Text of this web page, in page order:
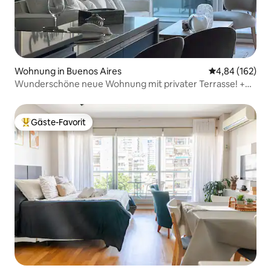
Wohnung in Buenos Aires
4,84 (162)
Wunderschöne neue Wohnung mit privater Terrasse! +
Beliebter Gäste-Favorit.
Gäste-Favorit